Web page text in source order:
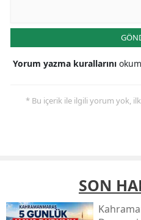
Yorum yazma kurallarını
* Bu içerik ile ilgili yorum yok,
SON